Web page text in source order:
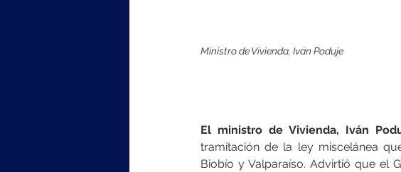
Ministro de Vivienda, Iván Poduje
El ministro de Vivienda, Iván
tramitación de la ley miscelánea
Biobío y Valparaíso. Advirtió que el